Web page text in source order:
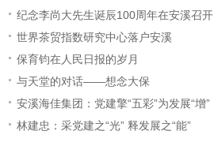
纪念李尚大先生诞辰100周年在安溪召开
世界茶贸指数研究中心落户安溪
保育钧在人民日报的岁月
与天堂的对话——想念大保
安溪海佳集团：党建擎“五彩”为发展“增”
林建忠：采党建之“光” 释发展之“能”